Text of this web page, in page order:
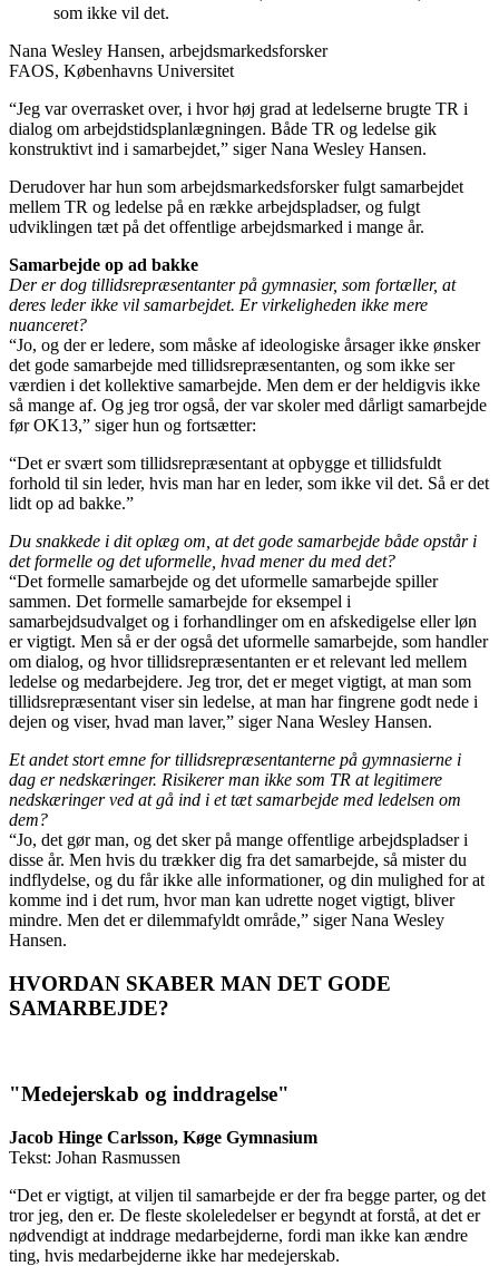
som ikke vil det.
Nana Wesley Hansen, arbejdsmarkedsforsker
FAOS, Københavns Universitet
“Jeg var overrasket over, i hvor høj grad at ledelserne brugte TR i
dialog om arbejdstidsplanlægningen. Både TR og ledelse gik
konstruktivt ind i samarbejdet,” siger Nana Wesley Hansen.
Derudover har hun som arbejdsmarkedsforsker fulgt samarbejdet
mellem TR og ledelse på en række arbejdspladser, og fulgt
udviklingen tæt på det offentlige arbejdsmarked i mange år.
Samarbejde op ad bakke
Der er dog tillidsrepræsentanter på gymnasier, som fortæller, at
deres leder ikke vil samarbejdet. Er virkeligheden ikke mere
nuanceret?
“Jo, og der er ledere, som måske af ideologiske årsager ikke ønsker
det gode samarbejde med tillidsrepræsentanten, og som ikke ser
værdien i det kollektive samarbejde. Men dem er der heldigvis ikke
så mange af. Og jeg tror også, der var skoler med dårligt samarbejde
før OK13,” siger hun og fortsætter:
“Det er svært som tillidsrepræsentant at opbygge et tillidsfuldt
forhold til sin leder, hvis man har en leder, som ikke vil det. Så er det
lidt op ad bakke.”
Du snakkede i dit oplæg om, at det gode samarbejde både opstår i
det formelle og det uformelle, hvad mener du med det?
“Det formelle samarbejde og det uformelle samarbejde spiller
sammen. Det formelle samarbejde for eksempel i
samarbejdsudvalget og i forhandlinger om en afskedigelse eller løn
er vigtigt. Men så er der også det uformelle samarbejde, som handler
om dialog, og hvor tillidsrepræsentanten er et relevant led mellem
ledelse og medarbejdere. Jeg tror, det er meget vigtigt, at man som
tillidsrepræsentant viser sin ledelse, at man har fingrene godt nede i
dejen og viser, hvad man laver,” siger Nana Wesley Hansen.
Et andet stort emne for tillidsrepræsentanterne på gymnasierne i
dag er nedskæringer. Risikerer man ikke som TR at legitimere
nedskæringer ved at gå ind i et tæt samarbejde med ledelsen om
dem?
“Jo, det gør man, og det sker på mange offentlige arbejdspladser i
disse år. Men hvis du trækker dig fra det samarbejde, så mister du
indflydelse, og du får ikke alle informationer, og din mulighed for at
komme ind i det rum, hvor man kan udrette noget vigtigt, bliver
mindre. Men det er dilemmafyldt område,” siger Nana Wesley
Hansen.
HVORDAN SKABER MAN DET GODE
SAMARBEJDE?
"Medejerskab og inddragelse"
Jacob Hinge Carlsson, Køge Gymnasium
Tekst: Johan Rasmussen
“Det er vigtigt, at viljen til samarbejde er der fra begge parter, og det
tror jeg, den er. De fleste skoleledelser er begyndt at forstå, at det er
nødvendigt at inddrage medarbejderne, fordi man ikke kan ændre
ting, hvis medarbejderne ikke har medejerskab.